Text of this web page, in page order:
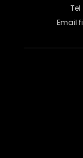
Tel
Email